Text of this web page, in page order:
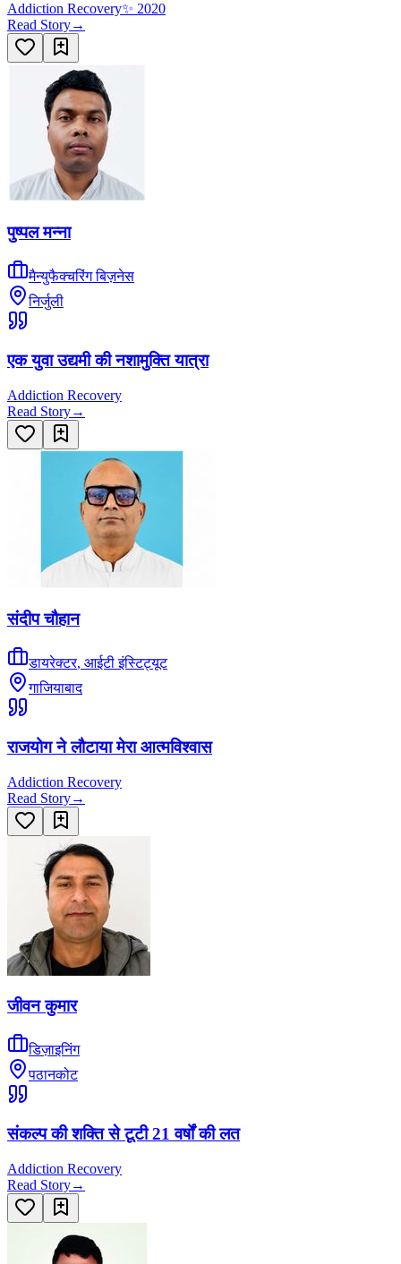
Addiction Recovery✨ 2020
Read Story→
पुष्पल मन्ना
मैन्युफैक्चरिंग बिज़नेस
निर्जुली
एक युवा उद्यमी की नशामुक्ति यात्रा
Addiction Recovery
Read Story→
संदीप चौहान
डायरेक्टर, आईटी इंस्टिट्यूट
गाजियाबाद
राजयोग ने लौटाया मेरा आत्मविश्वास
Addiction Recovery
Read Story→
जीवन कुमार
डिज़ाइनिंग
पठानकोट
संकल्प की शक्ति से टूटी 21 वर्षों की लत
Addiction Recovery
Read Story→